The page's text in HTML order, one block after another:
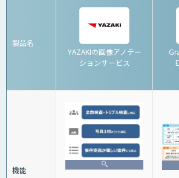
製品名
YAZAKIの画像アノテー
ションサービス
機能